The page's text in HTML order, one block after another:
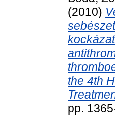
(2010)
the 4th
pp.